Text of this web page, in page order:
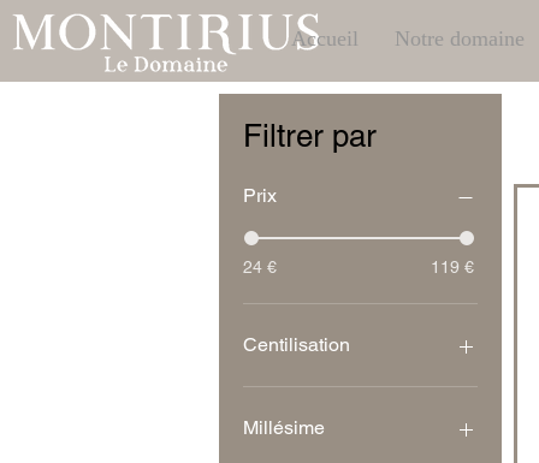
Accueil Notre domaine
Filtrer par
Prix
24 € 119 €
Centilisation
750 mL
Magnum 1.5L
Millésime